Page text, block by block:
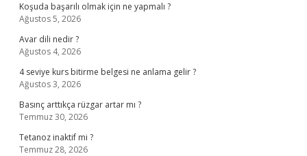
Koşuda başarılı olmak için ne yapmalı ?
Ağustos 5, 2026
Avar dili nedir ?
Ağustos 4, 2026
4 seviye kurs bitirme belgesi ne anlama gelir ?
Ağustos 3, 2026
Basınç arttıkça rüzgar artar mı ?
Temmuz 30, 2026
Tetanoz inaktif mi ?
Temmuz 28, 2026